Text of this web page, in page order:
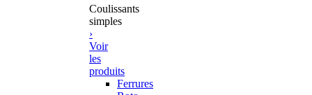
Coulissants
simples
›
Voir
les
produits
Ferrures